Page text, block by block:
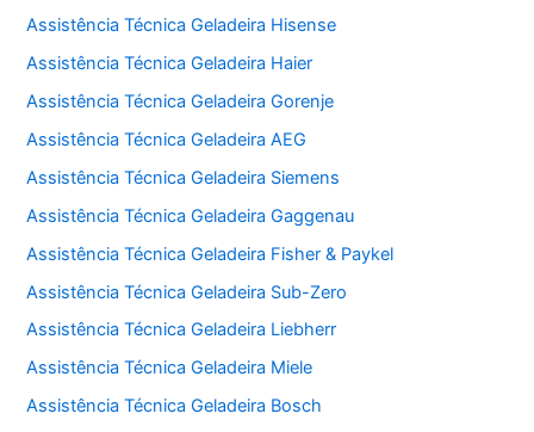
Assistência Técnica Geladeira Hisense
Assistência Técnica Geladeira Haier
Assistência Técnica Geladeira Gorenje
Assistência Técnica Geladeira AEG
Assistência Técnica Geladeira Siemens
Assistência Técnica Geladeira Gaggenau
Assistência Técnica Geladeira Fisher & Paykel
Assistência Técnica Geladeira Sub-Zero
Assistência Técnica Geladeira Liebherr
Assistência Técnica Geladeira Miele
Assistência Técnica Geladeira Bosch